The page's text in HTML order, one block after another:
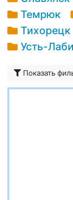
Темрюк
Тихорецк
Усть-
Показать